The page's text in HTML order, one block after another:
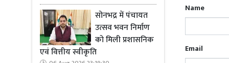
सोनभद्र में पंचायत
उत्सव भवन निर्माण
को मिली प्रशासनिक
एवं वित्तीय स्वीकृति
का
फारेंसिक
दिशा-निर्देश
Name
Email